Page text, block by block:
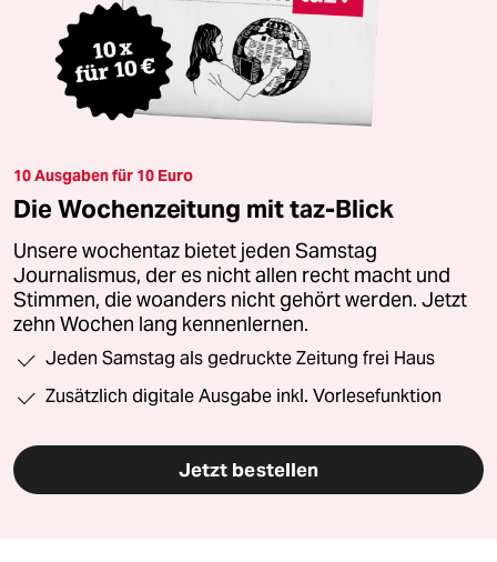
10 Ausgaben für 10 Euro
Die Wochenzeitung mit taz-Blick
Unsere wochentaz bietet jeden Samstag
Journalismus, der es nicht allen recht macht und
Stimmen, die woanders nicht gehört werden. Jetzt
zehn Wochen lang kennenlernen.
Jeden Samstag als gedruckte Zeitung frei Haus
Zusätzlich digitale Ausgabe inkl. Vorlesefunktion
Jetzt bestellen